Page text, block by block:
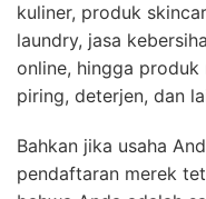
kuliner, produk
laundry, jasa
online, hingga
piring, deterjen, dan
Bahkan jika usaha
pendaftaran merek